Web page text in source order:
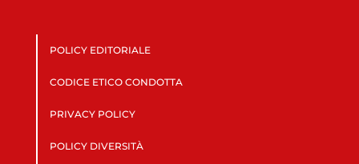
POLICY EDITORIALE
CODICE ETICO CONDOTTA
PRIVACY POLICY
POLICY DIVERSITÀ